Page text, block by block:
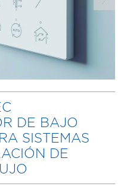
DE BAJO
SISTEMAS
DE